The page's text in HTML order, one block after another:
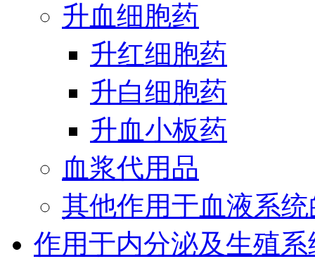
升血细胞药
升红细胞药
升白细胞药
升血小板药
血浆代用品
其他作用于血液系
作用于内分泌及生殖